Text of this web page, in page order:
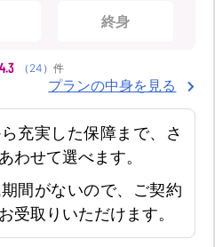
終身
4.3 （ 24 ） 件
プランの中身を見る
充実した保障まで、さ
わせて選べます。
間がないので、ご契約
受取りいただけます。